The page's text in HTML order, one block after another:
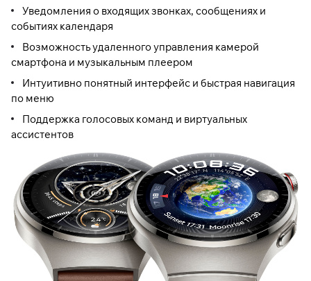
Уведомления о входящих звонках, сообщениях и
событиях календаря
Возможность удаленного управления камерой
смартфона и музыкальным плеером
Интуитивно понятный интерфейс и быстрая навигация
по меню
Поддержка голосовых команд и виртуальных
ассистентов